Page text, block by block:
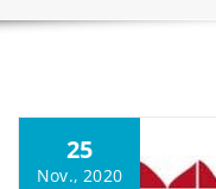
25
Nov., 2020